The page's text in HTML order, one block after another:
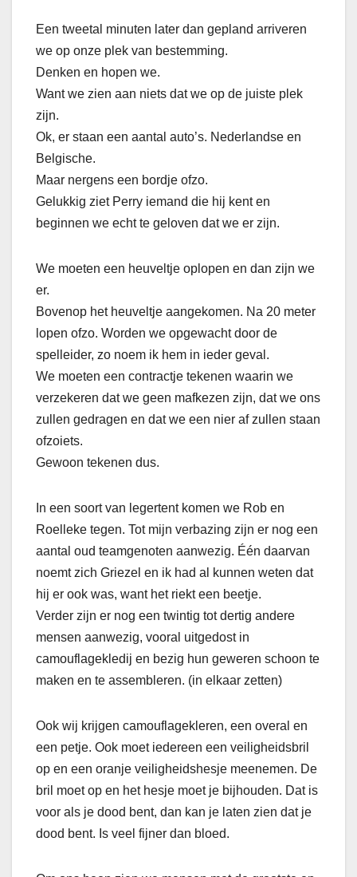
Een tweetal minuten later dan gepland arriveren
we op onze plek van bestemming.
Denken en hopen we.
Want we zien aan niets dat we op de juiste plek
zijn.
Ok, er staan een aantal auto’s. Nederlandse en
Belgische.
Maar nergens een bordje ofzo.
Gelukkig ziet Perry iemand die hij kent en
beginnen we echt te geloven dat we er zijn.
We moeten een heuveltje oplopen en dan zijn we
er.
Bovenop het heuveltje aangekomen. Na 20 meter
lopen ofzo. Worden we opgewacht door de
spelleider, zo noem ik hem in ieder geval.
We moeten een contractje tekenen waarin we
verzekeren dat we geen mafkezen zijn, dat we ons
zullen gedragen en dat we een nier af zullen staan
ofzoiets.
Gewoon tekenen dus.
In een soort van legertent komen we Rob en
Roelleke tegen. Tot mijn verbazing zijn er nog een
aantal oud teamgenoten aanwezig. Één daarvan
noemt zich Griezel en ik had al kunnen weten dat
hij er ook was, want het riekt een beetje.
Verder zijn er nog een twintig tot dertig andere
mensen aanwezig, vooral uitgedost in
camouflagekledij en bezig hun geweren schoon te
maken en te assembleren. (in elkaar zetten)
Ook wij krijgen camouflagekleren, een overal en
een petje. Ook moet iedereen een veiligheidsbril
op en een oranje veiligheidshesje meenemen. De
bril moet op en het hesje moet je bijhouden. Dat is
voor als je dood bent, dan kan je laten zien dat je
dood bent. Is veel fijner dan bloed.